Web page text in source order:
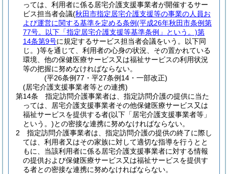
っては、利用者に係る居宅介護支援事業者が開催するサー
ビス担当者会議(秋田市指定居宅介護支援等の事業の人員お
よび運営に関する基準を定める条例(平成26年秋田市条例第
77号。以下「指定居宅介護支援等基準条例」という。)第
14条第9号に規定するサービス担当者会議をいう。以下同
じ。)等を通じて、利用者の心身の状況、その置かれている
環境、他の保健医療サービス又は福祉サービスの利用状況
等の把握に努めなければならない。
(平26条例77・平27条例14・一部改正)
(居宅介護支援事業者等との連携)
第14条
指定訪問介護事業者は、指定訪問介護の提供に当た
っては、居宅介護支援事業者その他保健医療サービス又は
福祉サービスを提供する者(以下「居宅介護支援事業者等」
という。)との密接な連携に努めなければならない。
2
指定訪問介護事業者は、指定訪問介護の提供の終了に際し
ては、利用者又はその家族に対して適切な指導を行うとと
もに、当該利用者に係る居宅介護支援事業者に対する情報
の提供および保健医療サービス又は福祉サービスを提供す
る者との密接な連携に努めなければならない。